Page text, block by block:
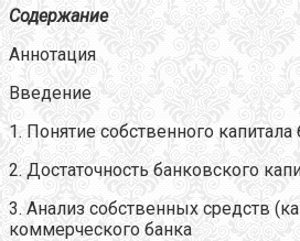
Содержание
Аннотация
Введение
1. Понятие собственного капитала
2. Достаточность банковского
3. Анализ собственных средств
коммерческого банка